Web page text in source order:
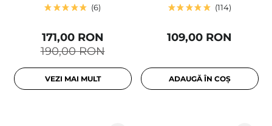
6
190,00 RON
171,00 RON
VEZI MAI MULT
114
109,00 RON
ADAUGĂ ÎN COȘ